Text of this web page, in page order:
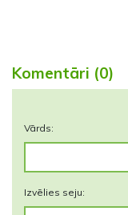
Komentāri (0)
Vārds:
Izvēlies seju: